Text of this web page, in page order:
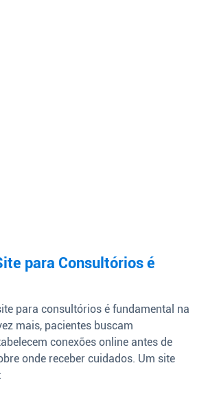
para Consultórios é
para consultórios é fundamental na
mais, pacientes buscam
conexões online antes de
onde receber cuidados. Um site